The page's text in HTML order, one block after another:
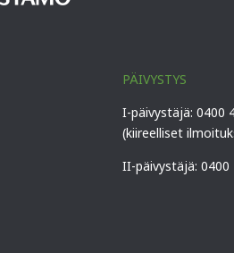
PÄIVYSTYS
I-päivystäjä: 0400
(kiireelliset
II-päivystäjä: 0400